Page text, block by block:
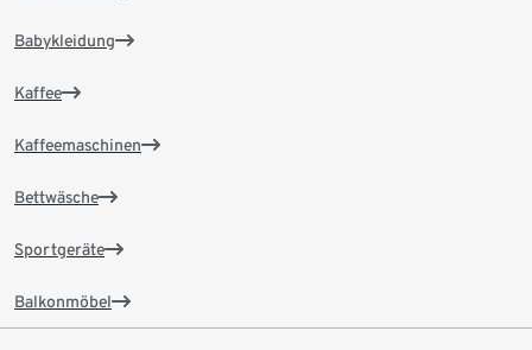
Babykleidung
Kaffee
Kaffeemaschinen
Bettwäsche
Sportgeräte
Balkonmöbel